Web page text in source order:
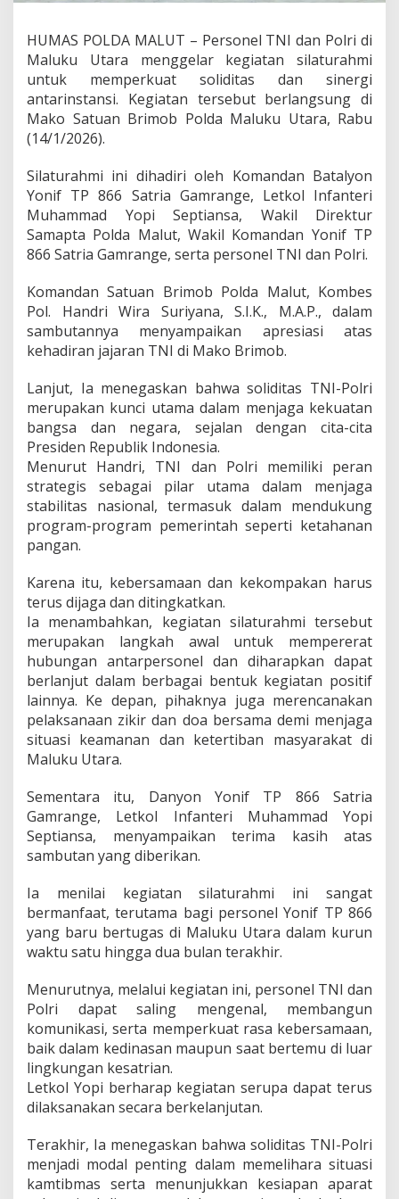
i
M
a
l
u
k
t
a
T
e
a
s
k
n
o
m
i
m
e
S
i
n
g
i
t
a
s
HUMAS POLDA MALUT – Personel TNI dan Polri di
Maluku Utara menggelar kegiatan silaturahmi
untuk memperkuat soliditas dan sinergi
antarinstansi. Kegiatan tersebut berlangsung di
Mako Satuan Brimob Polda Maluku Utara, Rabu
(14/1/2026).
Silaturahmi ini dihadiri oleh Komandan Batalyon
Yonif TP 866 Satria Gamrange, Letkol Infanteri
Muhammad Yopi Septiansa, Wakil Direktur
Samapta Polda Malut, Wakil Komandan Yonif TP
866 Satria Gamrange, serta personel TNI dan Polri.
Komandan Satuan Brimob Polda Malut, Kombes
Pol. Handri Wira Suriyana, S.I.K., M.A.P., dalam
sambutannya menyampaikan apresiasi atas
kehadiran jajaran TNI di Mako Brimob.
Lanjut, Ia menegaskan bahwa soliditas TNI-Polri
merupakan kunci utama dalam menjaga kekuatan
bangsa dan negara, sejalan dengan cita-cita
Presiden Republik Indonesia.
Menurut Handri, TNI dan Polri memiliki peran
strategis sebagai pilar utama dalam menjaga
stabilitas nasional, termasuk dalam mendukung
program-program pemerintah seperti ketahanan
pangan.
Karena itu, kebersamaan dan kekompakan harus
terus dijaga dan ditingkatkan.
Ia menambahkan, kegiatan silaturahmi tersebut
merupakan langkah awal untuk mempererat
hubungan antarpersonel dan diharapkan dapat
berlanjut dalam berbagai bentuk kegiatan positif
lainnya. Ke depan, pihaknya juga merencanakan
pelaksanaan zikir dan doa bersama demi menjaga
situasi keamanan dan ketertiban masyarakat di
Maluku Utara.
Sementara itu, Danyon Yonif TP 866 Satria
Gamrange, Letkol Infanteri Muhammad Yopi
Septiansa, menyampaikan terima kasih atas
sambutan yang diberikan.
Ia menilai kegiatan silaturahmi ini sangat
bermanfaat, terutama bagi personel Yonif TP 866
yang baru bertugas di Maluku Utara dalam kurun
waktu satu hingga dua bulan terakhir.
Menurutnya, melalui kegiatan ini, personel TNI dan
Polri dapat saling mengenal, membangun
komunikasi, serta memperkuat rasa kebersamaan,
baik dalam kedinasan maupun saat bertemu di luar
lingkungan kesatrian.
Letkol Yopi berharap kegiatan serupa dapat terus
dilaksanakan secara berkelanjutan.
Terakhir, Ia menegaskan bahwa soliditas TNI-Polri
menjadi modal penting dalam memelihara situasi
kamtibmas serta menunjukkan kesiapan aparat